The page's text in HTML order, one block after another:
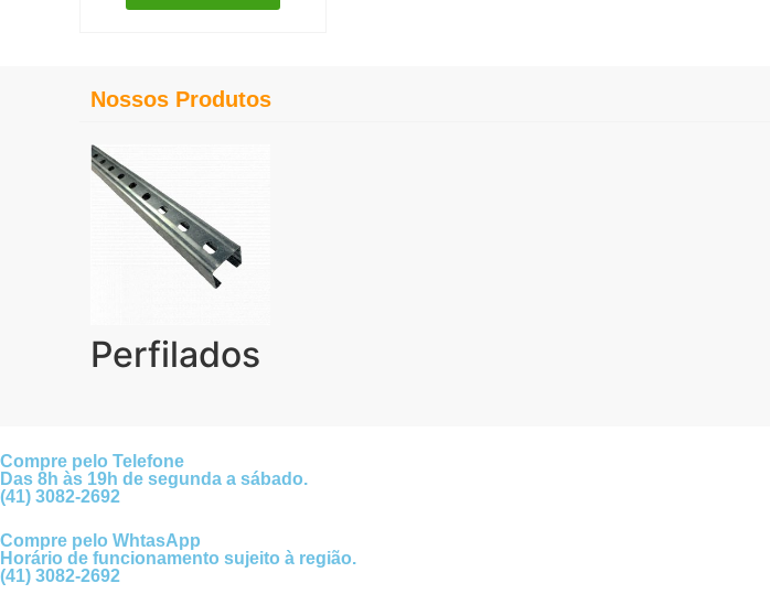
Nossos Produtos
Perfilados
Compre pelo Telefone
Das 8h às 19h de segunda a sábado.
(41) 3082-2692
Compre pelo WhtasApp
Horário de funcionamento sujeito à região.
(41) 3082-2692